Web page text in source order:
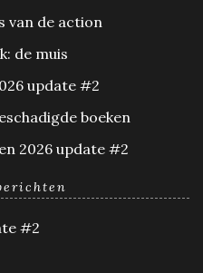
van de action
de muis
update #2
boeken
2026 update #2
#2